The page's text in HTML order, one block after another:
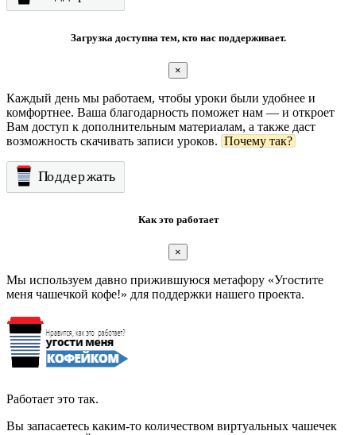
Загрузка доступна тем, кто нас поддерживает.
×
Каждый день мы работаем, чтобы уроки были удобнее и
комфортнее. Ваша благодарность поможет нам — и откроет
Вам доступ к дополнительным материалам, а также даст
возможность скачивать записи уроков. Почему так?
Как это работает
×
Мы используем давно прижившуюся метафору «Угостите
меня чашечкой кофе!» для поддержки нашего проекта.
Работает это так.
Вы запасаетесь каким-то количеством виртуальных чашечек